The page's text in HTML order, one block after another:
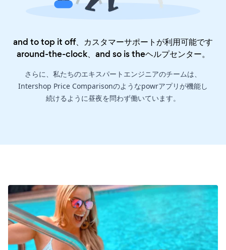
and to top it off、カスタマーサポートが利用可能です
around-the-clock、and so is theヘルプセンター。
さらに、私たちのエキスパートエンジニアのチームは、
Intershop Price Comparisonのようなpowrアプリが機能し
続けるように昼夜を問わず働いています。